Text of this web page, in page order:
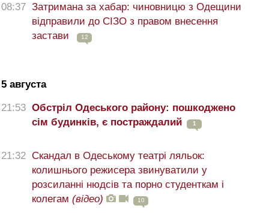
08:37 Затримана за хабар: чиновницю з Одещини
відправили до СІЗО з правом внесення
застави
12
5 августа
21:53 Обстріл Одеського району: пошкоджено
сім будинків, є постраждалий
1
21:32 Скандал в Одеському театрі ляльок:
колишнього режисера звинуватили у
розсиланні нюдсів та порно студенткам і
колегам (відео) 10